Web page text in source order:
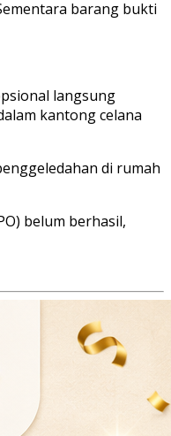
barang bukti
langsung
kantong celana
di rumah
belum berhasil,